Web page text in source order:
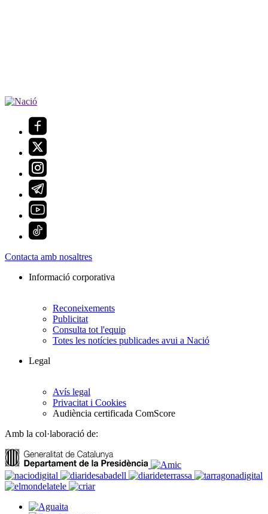
Contacta amb nosaltres
Informació corporativa
Reconeixements
Publicitat
Consulta tot l'equip
Totes les notícies publicades avui a Nació
Legal
Avís legal
Privacitat i Cookies
Audiència certificada ComScore
Amb la col·laboració de: